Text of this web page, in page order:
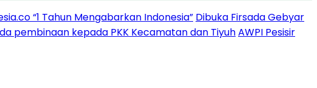
“1 Tahun Mengabarkan Indonesia” Dibuka Firsada Gebyar
pembinaan kepada PKK Kecamatan dan TiyuhAWPI Pesisir